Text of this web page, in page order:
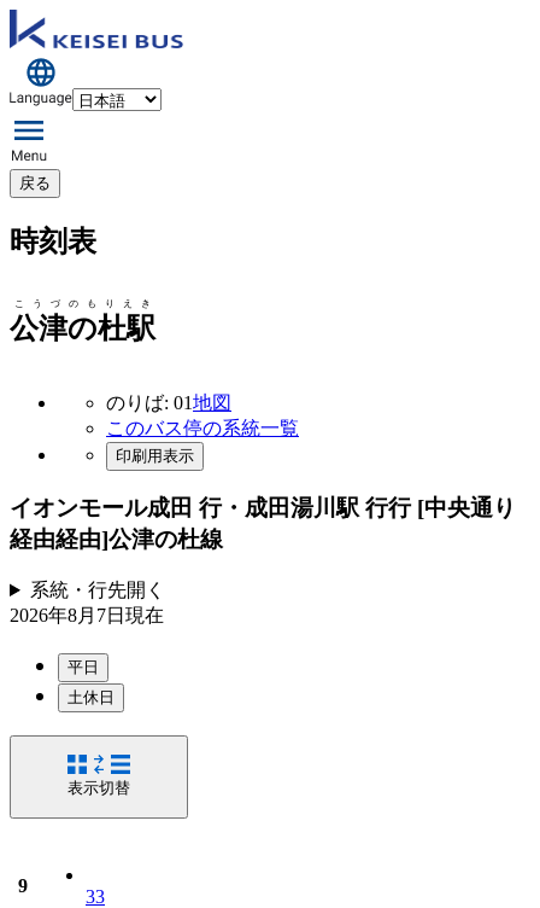
戻る
時刻表
公津の杜駅
こうづのもりえき
のりば: 01地図
このバス停の系統一覧
印刷用表示
イオンモール成田 行・成田湯川駅 行行 [中央通り
経由経由]公津の杜線
系統・行先開く
2026年8月7日 現在
平日
土休日
表示切替
9
33